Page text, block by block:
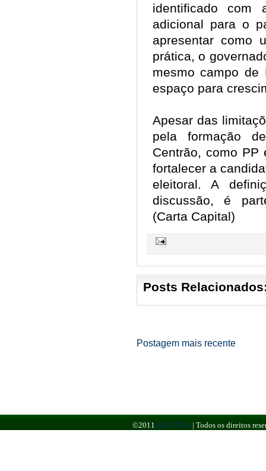
identificado
adicional para o
apresentar como
prática, o
mesmo campo de
espaço para
Apesar das
pela formação
Centrão, como
fortalecer a
eleitoral. A
discussão, é
(Carta Capital)
Posts
Postagem mais recente
©2011 BR NEWS | Todos os direitos